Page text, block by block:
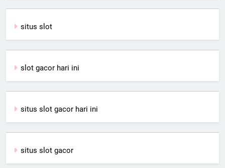
situs slot
slot gacor hari ini
situs slot gacor hari ini
situs slot gacor